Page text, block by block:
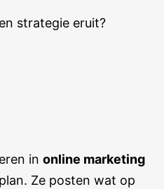
strategie eruit?
in online marketing
Ze posten wat op